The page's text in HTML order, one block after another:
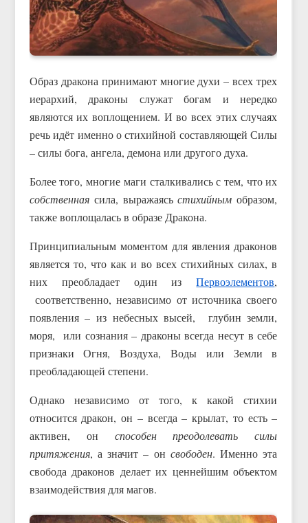
Образ дракона принимают многие духи – всех трех
иерархий, драконы служат богам и нередко
являются их воплощением. И во всех этих случаях
речь идёт именно о стихийной составляющей Силы
– силы бога, ангела, демона или другого духа.
Более того, многие маги сталкивались с тем, что их
собственнаясила, выражаясьстихийным образом,
также воплощалась в образе Дракона.
Принципиальным моментом для явления драконов
является то, что как и во всех стихийных силах, в
них преобладает один изПервоэлементов,
соответственно, независимо от источника своего
появления – из небесных высей, глубин земли,
моря, или сознания – драконы всегда несут в себе
признаки Огня, Воздуха, Воды или Земли в
преобладающей степени.
Однако независимо от того, к какой стихии
относится дракон, он – всегда – крылат, то есть –
активен, он способен преодолевать силы
притяжения, а значит – он свободен. Именно эта
свобода драконов делает их ценнейшим объектом
взаимодействия для магов.